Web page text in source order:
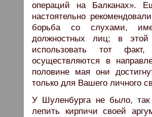
операций на Балканах».
настоятельно
борьба со слухами,
должностных лиц; в
использовать тот
осуществляются в
половине мая они
только для Вашего личного
У Шуленбурга не было,
лепить кирпичи своей